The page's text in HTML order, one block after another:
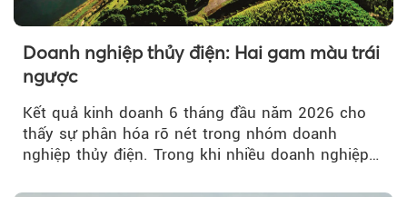
Doanh nghiệp thủy điện: Hai gam màu trái
ngược
Kết quả kinh doanh 6 tháng đầu năm 2026 cho
thấy sự phân hóa rõ nét trong nhóm doanh
nghiệp thủy điện. Trong khi nhiều doanh nghiệp